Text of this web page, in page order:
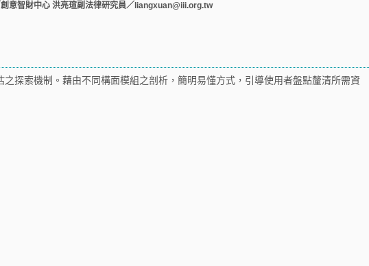
意智財中心 洪亮瑄副法律研究員／ liangxuan@iii.org.tw
探索機制。藉由不同構面模組之剖析，簡明易懂方式，引導使用者盤點釐清所需資